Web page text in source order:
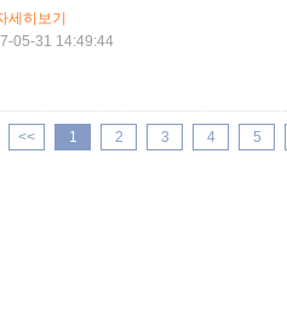
세히보기
05-31 14:49:44
<< 1 2 3 4 5